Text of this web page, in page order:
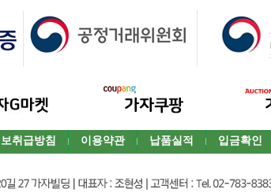
취급방침 이용약관 납품실적 입금확인